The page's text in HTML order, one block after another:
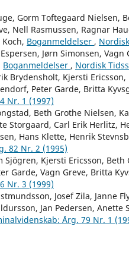
Gorm Toftegaard Nielsen,
Nell Rasmussen, Ragnar
Boganmeldelser ,
Jørn Simonsen,
Boganmeldelser , Nordisk
Brydensholt, Kjersti Ericsson,
Peter Garde, Britta
Nr. 1 (1997)
Beth Grothe Nielsen,
Storgaard, Carl Erik Herlitz,
Hans Klette, Henrik
82 Nr. 2 (1995)
Sjögren, Kjersti Ericsson,
Garde, Vagn Greve, Britta
Nr. 3 (1999)
Josef Zila, Janne
Jan Pedersen, Anette
Årg. 79 Nr. 1